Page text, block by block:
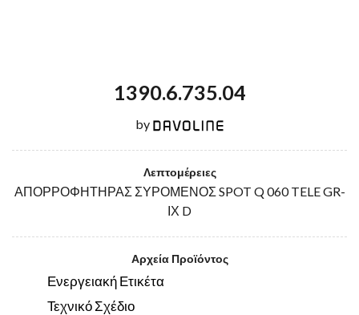
1390.6.735.04
by
Λεπτομέρειες
ΑΠΟΡΡΟΦΗΤΗΡΑΣ ΣΥΡΟΜΕΝΟΣ SPOT Q 060 TELE GR-
ΙΧ D
Αρχεία Προϊόντος
Ενεργειακή Ετικέτα
Τεχνικό Σχέδιο